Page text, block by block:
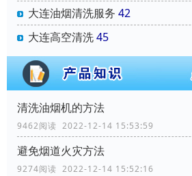
大连油烟清洗服务 42
大连高空清洗45
清洗油烟机的方法
9462阅读 2022-12-14 15:53:59
避免烟道火灾方法
9274阅读 2022-12-14 15:52:16